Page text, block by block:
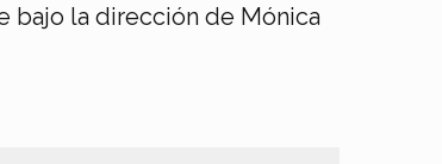
bajo la dirección de Mónica